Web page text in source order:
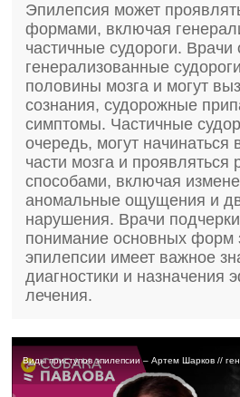
Эпилепсия может
формами, включая
частичные судороги. Врачи
генерализованные
половины мозга и могут
сознания, судорожные
симптомы. Частичные
очередь, могут начинаться
части мозга и проявляться
способами, включая
аномальные ощущения и
нарушения. Врачи
понимание основных форм
эпилепсии имеет важное
диагностики и назначения
лечения.